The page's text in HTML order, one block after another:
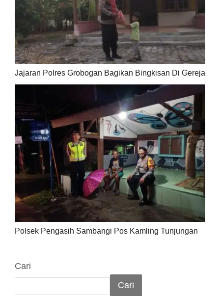
Jajaran Polres Grobogan Bagikan Bingkisan Di Gereja
Polsek Pengasih Sambangi Pos Kamling Tunjungan
Cari
Cari